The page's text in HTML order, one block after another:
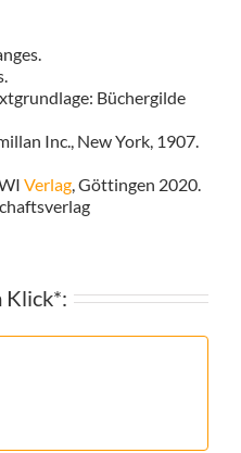
Büchergilde
Inc., New York, 1907.
Verlag, Göttingen 2020.
Klick*: